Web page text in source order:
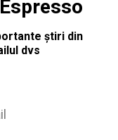
știri din
dvs